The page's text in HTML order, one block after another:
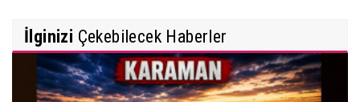
İlginizi Çekebilecek Haberler